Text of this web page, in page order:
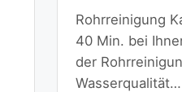
Rohrreinigung
40 Min. bei
der
Wasserqualität…